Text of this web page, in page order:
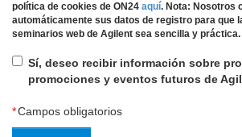
política de cookies de ON24 aquí. Nota: Nosotros
automáticamente sus datos de registro para que
seminarios web de Agilent sea sencilla y práctica.
Sí, deseo recibir información sobre
promociones y eventos futuros de
*Campos obligatorios